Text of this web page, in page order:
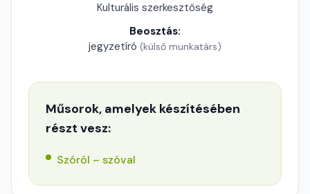
Kulturális szerkesztőség
Beosztás:
jegyzetíró (külső munkatárs)
Műsorok, amelyek készítésében
részt vesz:
Szóról – szóval